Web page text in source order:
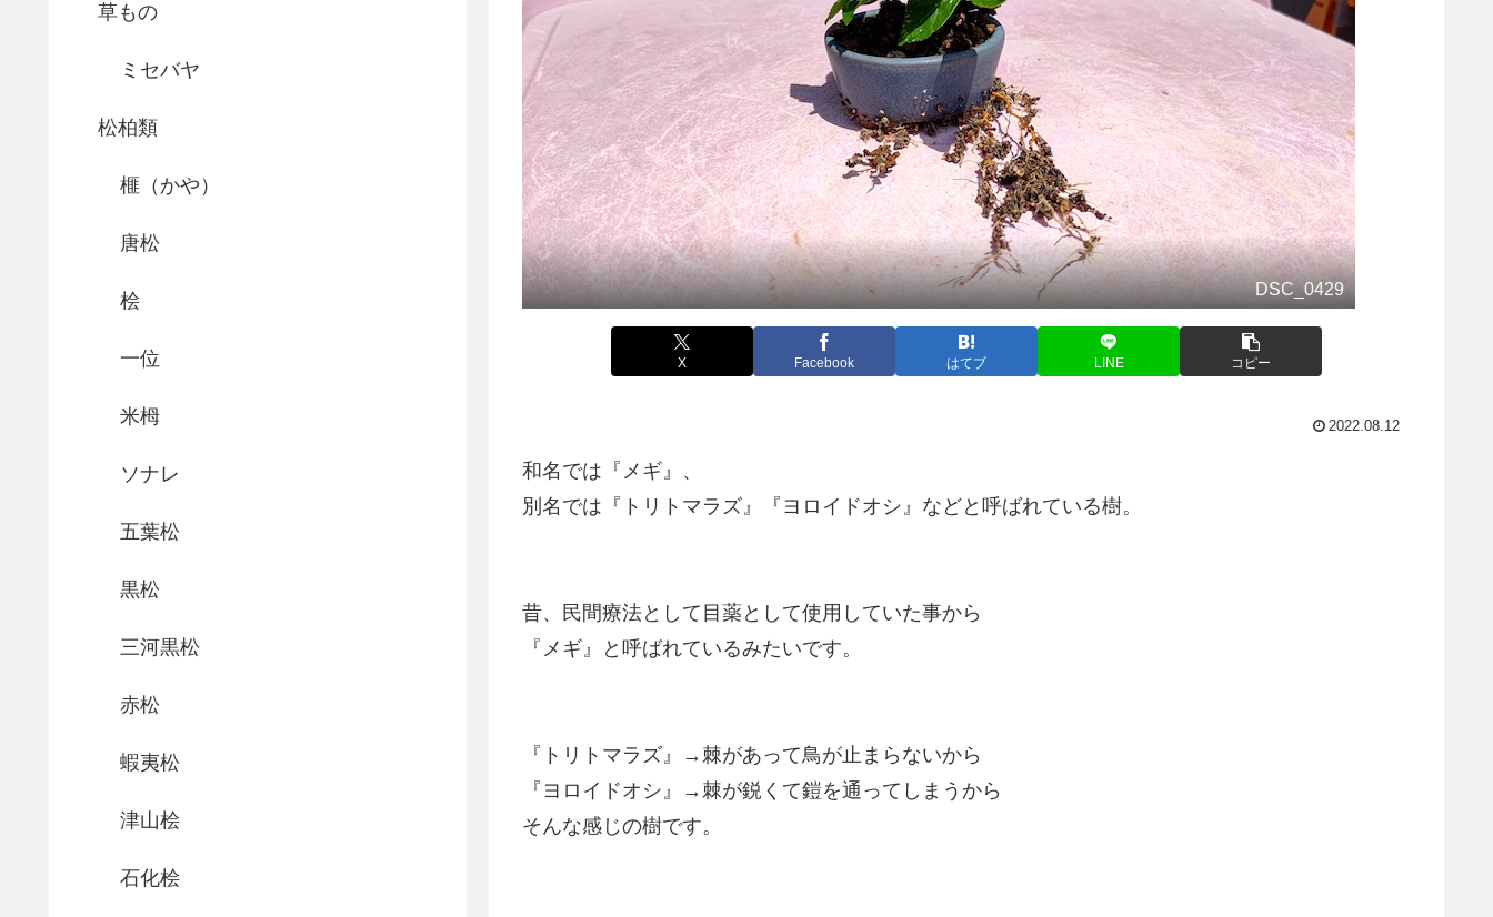
DSC_0429
X Facebook はてブ LINE コピー
2022.08.12
和名では『メギ』、
別名では『トリトマラズ』『ヨロイドオシ』などと呼ばれている樹。
昔、民間療法として目薬として使用していた事から
『メギ』と呼ばれているみたいです。
『トリトマラズ』→棘があって鳥が止まらないから
『ヨロイドオシ』→棘が鋭くて鎧を通ってしまうから
そんな感じの樹です。
草もの
ミセバヤ
松柏類
榧（かや）
唐松
桧
一位
米栂
ソナレ
五葉松
黒松
三河黒松
赤松
蝦夷松
津山桧
石化桧